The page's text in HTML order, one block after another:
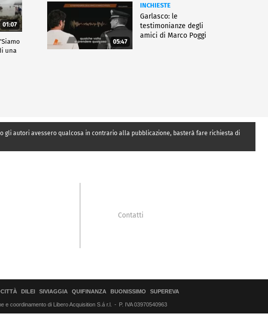
01:07
una
05:47
INCHIESTE
Garlasco: le
testimonianze degli
amici di Marco Poggi
gli autori avessero qualcosa in contrario alla pubblicazione, basterà fare richiesta di
Contatti
DILEI SIVIAGGIA QUIFINANZA BUONISSIMO SUPEREVA
e coordinamento di Libero Acquisition S.á r.l. P. IVA 03970540963